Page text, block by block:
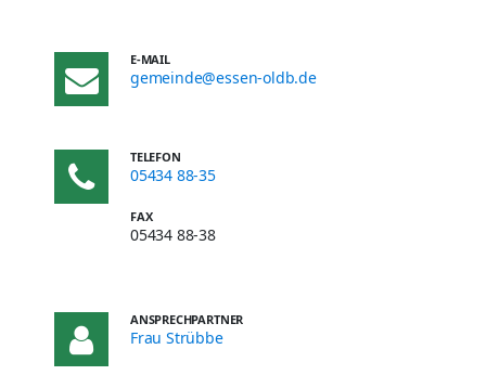
E-MAIL
gemeinde@essen-oldb.de
TELEFON
05434 88-35
FAX
05434 88-38
ANSPRECHPARTNER
Frau Strübbe